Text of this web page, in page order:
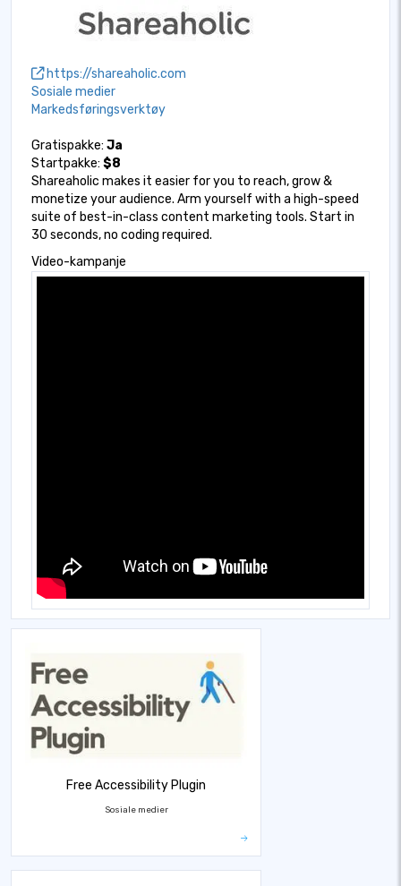
https://shareaholic.com
Sosiale medier
Markedsføringsverktøy
Gratispakke: Ja
Startpakke: $8
Shareaholic makes it easier for you to reach, grow &
monetize your audience. Arm yourself with a high-speed
suite of best-in-class content marketing tools. Start in
30 seconds, no coding required.
Video-kampanje
Free Accessibility Plugin
Sosiale medier